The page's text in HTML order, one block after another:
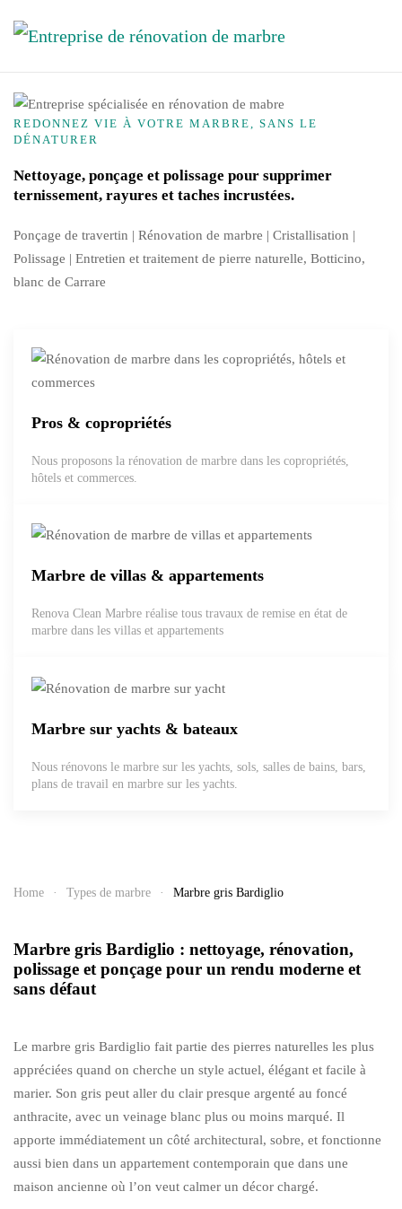
Skip to main content
REDONNEZ VIE À VOTRE MARBRE, SANS LE
DÉNATURER
Nettoyage, ponçage et polissage pour supprimer
ternissement, rayures et taches incrustées.
Ponçage de travertin | Rénovation de marbre | Cristallisation |
Polissage | Entretien et traitement de pierre naturelle, Botticino,
blanc de Carrare
Pros & copropriétés
Nous proposons la rénovation de marbre dans les copropriétés,
hôtels et commerces.
Marbre de villas & appartements
Renova Clean Marbre réalise tous travaux de remise en état de
marbre dans les villas et appartements
Marbre sur yachts & bateaux
Nous rénovons le marbre sur les yachts, sols, salles de bains, bars,
plans de travail en marbre sur les yachts.
Home Types de marbre Marbre gris Bardiglio
Marbre gris Bardiglio : nettoyage, rénovation,
polissage et ponçage pour un rendu moderne et
sans défaut
Le marbre gris Bardiglio fait partie des pierres naturelles les plus
appréciées quand on cherche un style actuel, élégant et facile à
marier. Son gris peut aller du clair presque argenté au foncé
anthracite, avec un veinage blanc plus ou moins marqué. Il
apporte immédiatement un côté architectural, sobre, et fonctionne
aussi bien dans un appartement contemporain que dans une
maison ancienne où l’on veut calmer un décor chargé.